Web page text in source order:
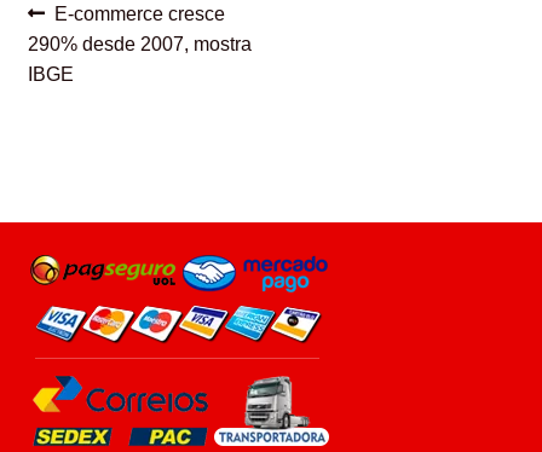
Navegação
de
Post
anterior:
E-commerce cresce
290% desde 2007, mostra
IBGE